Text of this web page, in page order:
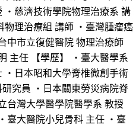
慈濟技術學院物理治療系 講
理治療組 講師 ・臺灣腫瘤癌
中市立復健醫院 物理治療師
主任 【學歷】 ・臺大醫學系
・日本昭和大學脊椎微創手術
究員 ・日本關東勞災病院脊
台灣大學醫學院醫學系 教授
臺大醫院小兒骨科 主任 ・臺